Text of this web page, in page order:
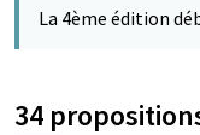
La 4ème édition
34